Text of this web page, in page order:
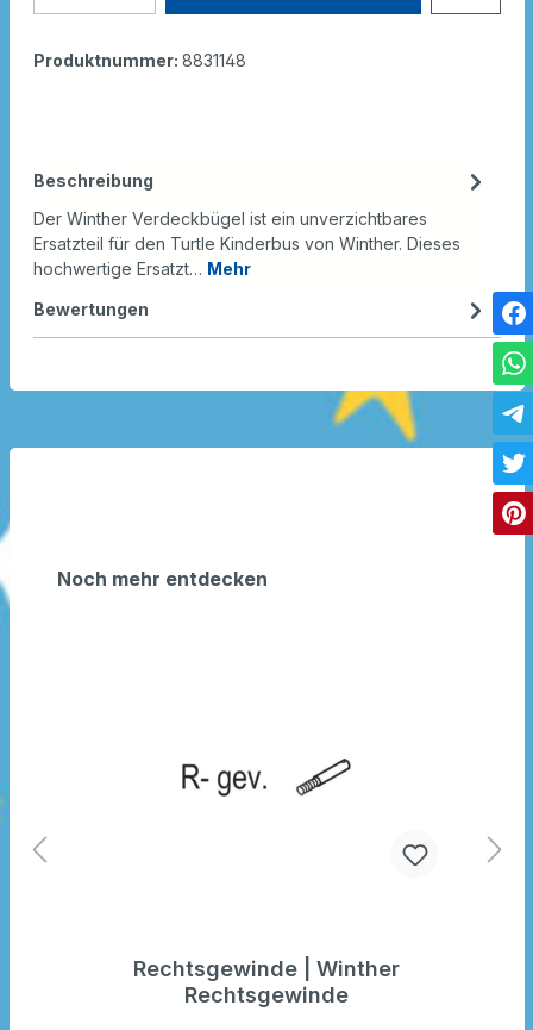
Produktnummer: 8831148
Beschreibung
Der Winther Verdeckbügel ist ein unverzichtbares
Ersatzteil für den Turtle Kinderbus von Winther. Dieses
hochwertige Ersatzt… Mehr
Bewertungen
Noch mehr entdecken
Rechtsgewinde | Winther
Rechtsgewinde